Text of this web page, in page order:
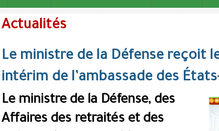
Actualités
Le ministre de la Défense reçoit
intérim de l’ambassade des
Le ministre de la Défense, des
Affaires des retraités et des